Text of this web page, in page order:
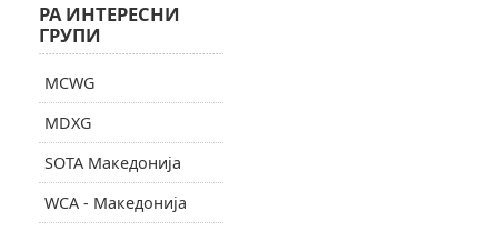
РА ИНТЕРЕСНИ
ГРУПИ
MCWG
MDXG
SOTA Македонија
WCA - Македонија